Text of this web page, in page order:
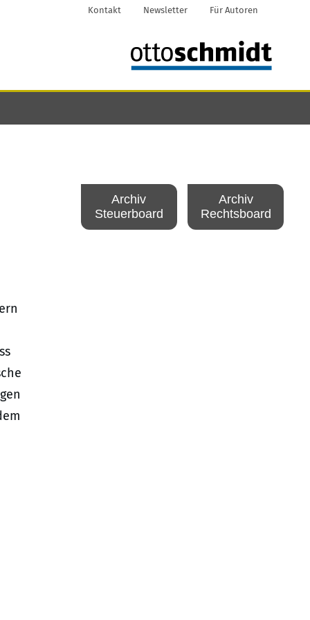
Kontakt Newsletter Für Autoren
Archiv
Steuerboard
Archiv
Rechtsboard